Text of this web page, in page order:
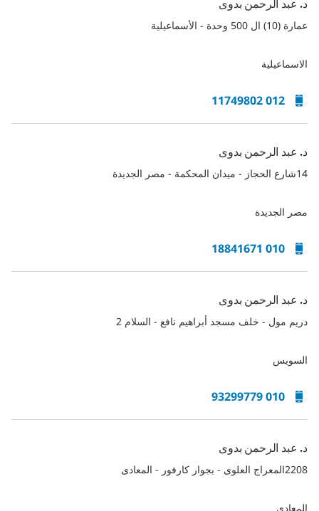
د. عبد الرحمن بدوى
عمارة (10) ال 500 وحدة - الأسماعيلية
الاسماعيلية
012 11749802
د. عبد الرحمن بدوى
14شارع الحجاز - ميدان المحكمة - مصر الجديدة
مصر الجديدة
010 18841671
د. عبد الرحمن بدوى
دريم مول - خلف مسجد أبراهيم نافع - السلام 2
السويس
010 93299779
د. عبد الرحمن بدوى
2208المعراج العلوى - بجوار كارفور - المعادى
المعادى